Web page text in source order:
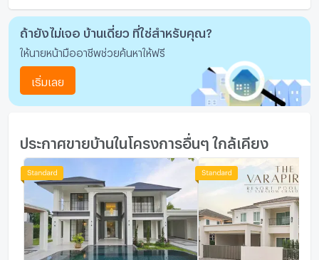
ถ้ายังไม่เจอ บ้านเดี่ยว ที่ใช่สำหรับคุณ?
ให้นายหน้ามืออาชีพช่วยค้นหาให้ฟรี
เริ่มเลย
ประกาศขายบ้านในโครงการอื่นๆ ใกล้เคียง